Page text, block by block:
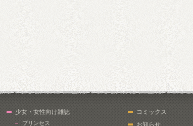
少女・女性向け雑誌
プリンセス
コミックス
お知らせ